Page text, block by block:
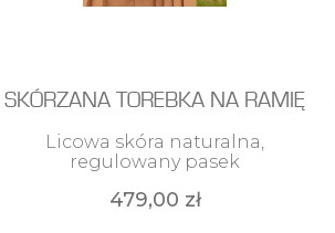
SKÓRZANA TOREBKA NA RAMIĘ
Licowa skóra naturalna,
regulowany pasek
479,00 zł